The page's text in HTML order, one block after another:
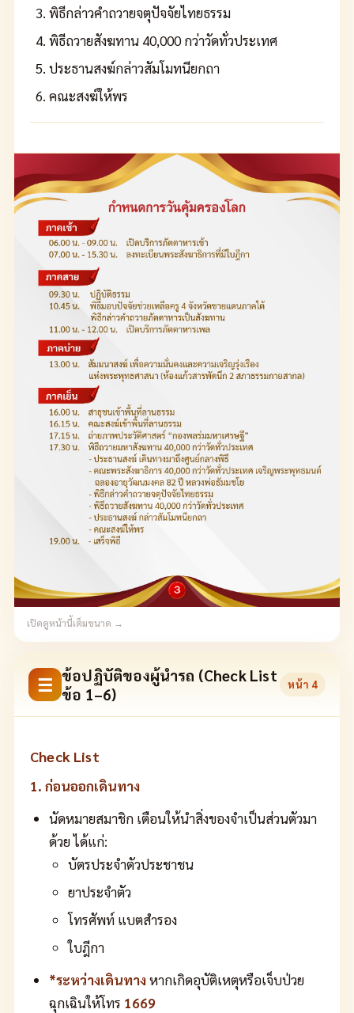
พิธีกล่าวคำถวายจตุปัจจัยไทยธรรม
พิธีถวายสังฆทาน 40,000 กว่าวัดทั่วประเทศ
ประธานสงฆ์กล่าวสัมโมทนียกถา
คณะสงฆ์ให้พร
เปิดดูหน้านี้เต็มขนาด →
☰ ข้อปฏิบัติของผู้นำรถ (Check List
ข้อ 1–6)
หน้า 4
Check List
1. ก่อนออกเดินทาง
นัดหมายสมาชิก เตือนให้นำสิ่งของจำเป็นส่วนตัวมา
ด้วย ได้แก่:
บัตรประจำตัวประชาชน
ยาประจำตัว
โทรศัพท์ แบตสำรอง
ใบฎีกา
*ระหว่างเดินทางหากเกิดอุบัติเหตุหรือเจ็บป่วย
ฉุกเฉินให้โทร 1669